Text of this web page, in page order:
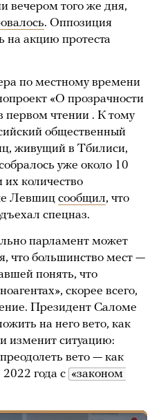
вечером того же дня,
. Оппозиция
на акцию протеста
по местному времени
«О прозрачности
первом чтении . К тому
общественный
живущий в Тбилиси,
уже около 10
количество
Левшиц сообщил, что
спецназ.
парламент может
что большинство мест —
понять, что
скорее всего,
Президент Саломе
на него вето, как
изменит ситуацию:
вето — как
2022 года с «законом